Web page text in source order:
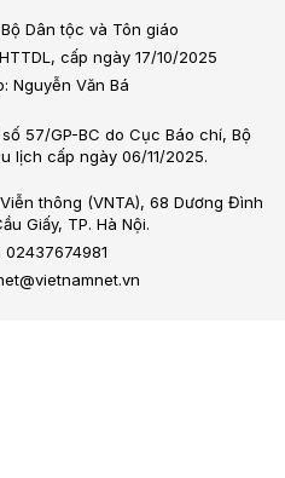
Dân tộc và Tôn giáo
cấp ngày 17/10/2025
Nguyễn Văn Bá
57/GP-BC do Cục Báo chí, Bộ
lịch cấp ngày 06/11/2025.
thông (VNTA), 68 Dương Đình
Giấy, TP. Hà Nội.